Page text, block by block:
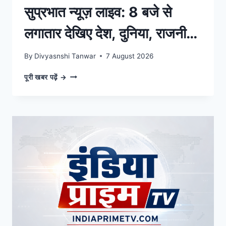
सुप्रभात न्यूज़ लाइव: 8 बजे से
लगातार देखिए देश, दुनिया, राजनीति
और खेल की 10 बड़ी खबरें
By Divyasnshi Tanwar 7 August 2026
पूरी खबर पढ़ें → सुप्रभात
लगातार
देखिए
देश,
दुनिया,
राजनीति
खेल
की
10